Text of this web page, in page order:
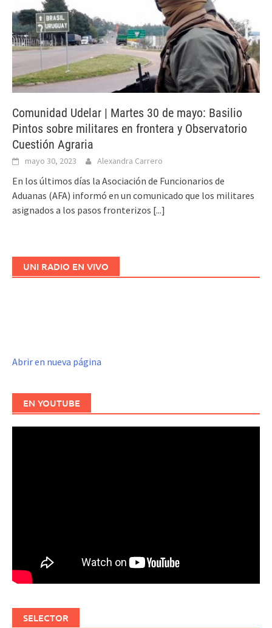
Comunidad Udelar | Martes 30 de mayo: Basilio
Pintos sobre militares en frontera y Observatorio
Cuestión Agraria
mayo 30, 2023 Alexandra Carrero
En los últimos días la Asociación de Funcionarios de
Aduanas (AFA) informó en un comunicado que los militares
asignados a los pasos fronterizos [...]
UNI RADIO EN VIVO
Abrir en nueva página
EN YOUTUBE
SELECTOR